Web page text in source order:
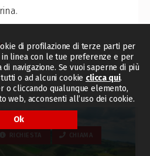
di profilazione di terze parti per
linea con le tue preferenze e per
navigazione. Se vuoi saperne di più
o ad alcuni cookie clicca qui.
o cliccando qualunque elemento,
web, acconsenti all’uso dei cookie.
Ok
RICHIESTA CHIAMA